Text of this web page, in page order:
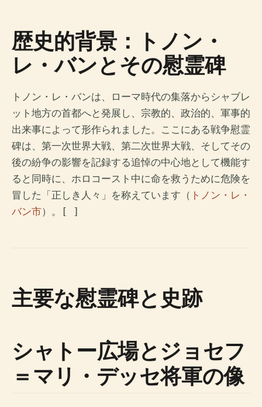
歴史的背景：トノン・
レ・バンとその慰霊碑
トノン・レ・バンは、ローマ時代の集落からシャブレ
ット地方の首都へと発展し、宗教的、政治的、軍事的
出来事によって形作られました。ここにある戦争慰霊
碑は、第一次世界大戦、第二次世界大戦、そしてその
後の紛争の影響を記録する追悼の中心地として機能す
ると同時に、ホロコースト中に命を救うために危険を
冒した「正しき人々」を称えています（ トノン・レ・
バン市）。 [ ]
主要な慰霊碑と史跡
シャトー広場とジョセフ
＝マリ・デッセ将軍の像